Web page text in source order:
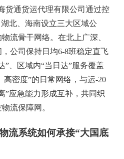
货通货运代理有限公司通过控
北、海南设立三大区域公
流骨干网络。在北上广深、
公司保持日均6-8班稳定直飞
”、区域内“当日达”服务覆盖
高密度”的日常网络，与运-20
”应急能力形成互补，共同织
流保障网。
流系统如何承接“大国底